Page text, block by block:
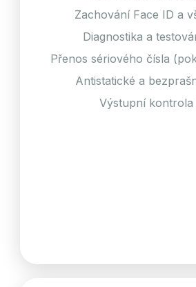
Zachování Face ID a
Diagnostika a
Přenos sériového čísla
Antistatické a
Výstupní kontrola